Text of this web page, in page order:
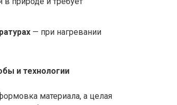
— при нагревании
и технологии
материала, а целая